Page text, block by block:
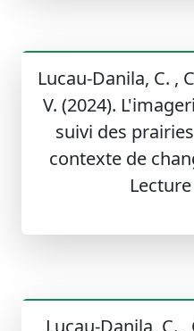
Lucau-Danila, C. ,
V. (2024).
suivi des
contexte de